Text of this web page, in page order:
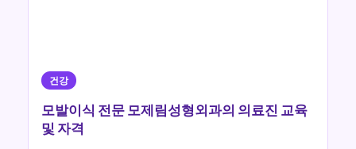
건강
모발이식 전문 모제림성형외과의 의료진 교육
및 자격